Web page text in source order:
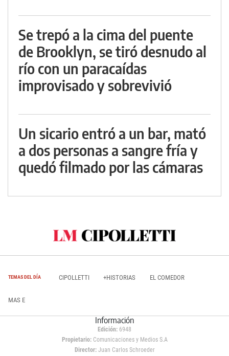
Se trepó a la cima del puente
de Brooklyn, se tiró desnudo al
río con un paracaídas
improvisado y sobrevivió
Un sicario entró a un bar, mató
a dos personas a sangre fría y
quedó filmado por las cámaras
TEMAS DEL DÍA CIPOLLETTI +HISTORIAS EL COMEDOR
MAS E
Información
Edición: 6948
Propietario:Comunicaciones y Medios S.A
Director: Juan Carlos Schroeder